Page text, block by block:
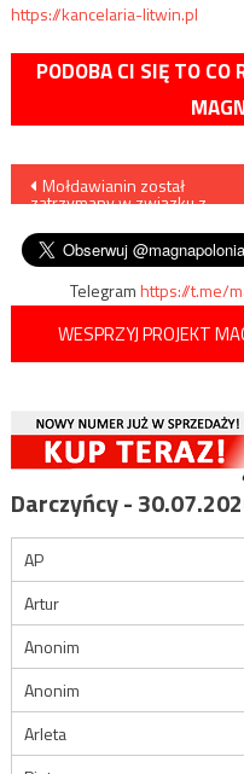
https://kancelaria-litwin.pl
PODOBA CI SIĘ TO CO
Nawigacja
wpisu
Mołdawianin został
zatrzymany w związku z
Telegramhttps://t.me/
WESPRZYJ PROJEKT
Darczyńcy -
AP
Artur
Anonim
Anonim
Arleta